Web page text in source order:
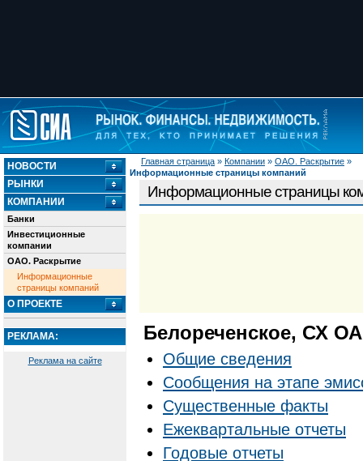
Главная страница » Компании » ОАО. Раскрытие »
Информационные страницы компаний
НОВОСТИ
РЫНКИ
КОМПАНИИ
Банки
Инвестиционные
компании
ОАО. Раскрытие
Информационные
страницы компаний
О ПРОЕКТЕ
РЕКЛАМА:
Реклама на сайте
Информационные страницы
Белореченское, СХ
Общие сведения
Сообщения на этапе
Существенные факты
Ежеквартальные отчеты
Годовые отчеты